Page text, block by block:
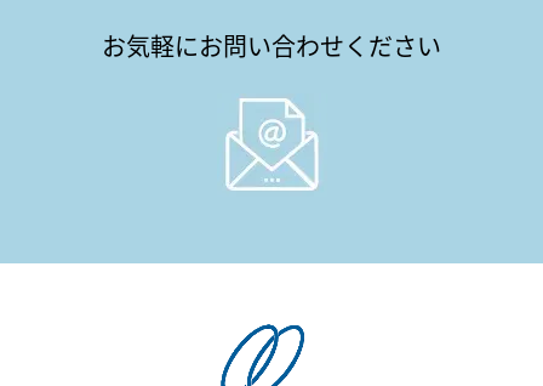
お気軽にお問い合わせください